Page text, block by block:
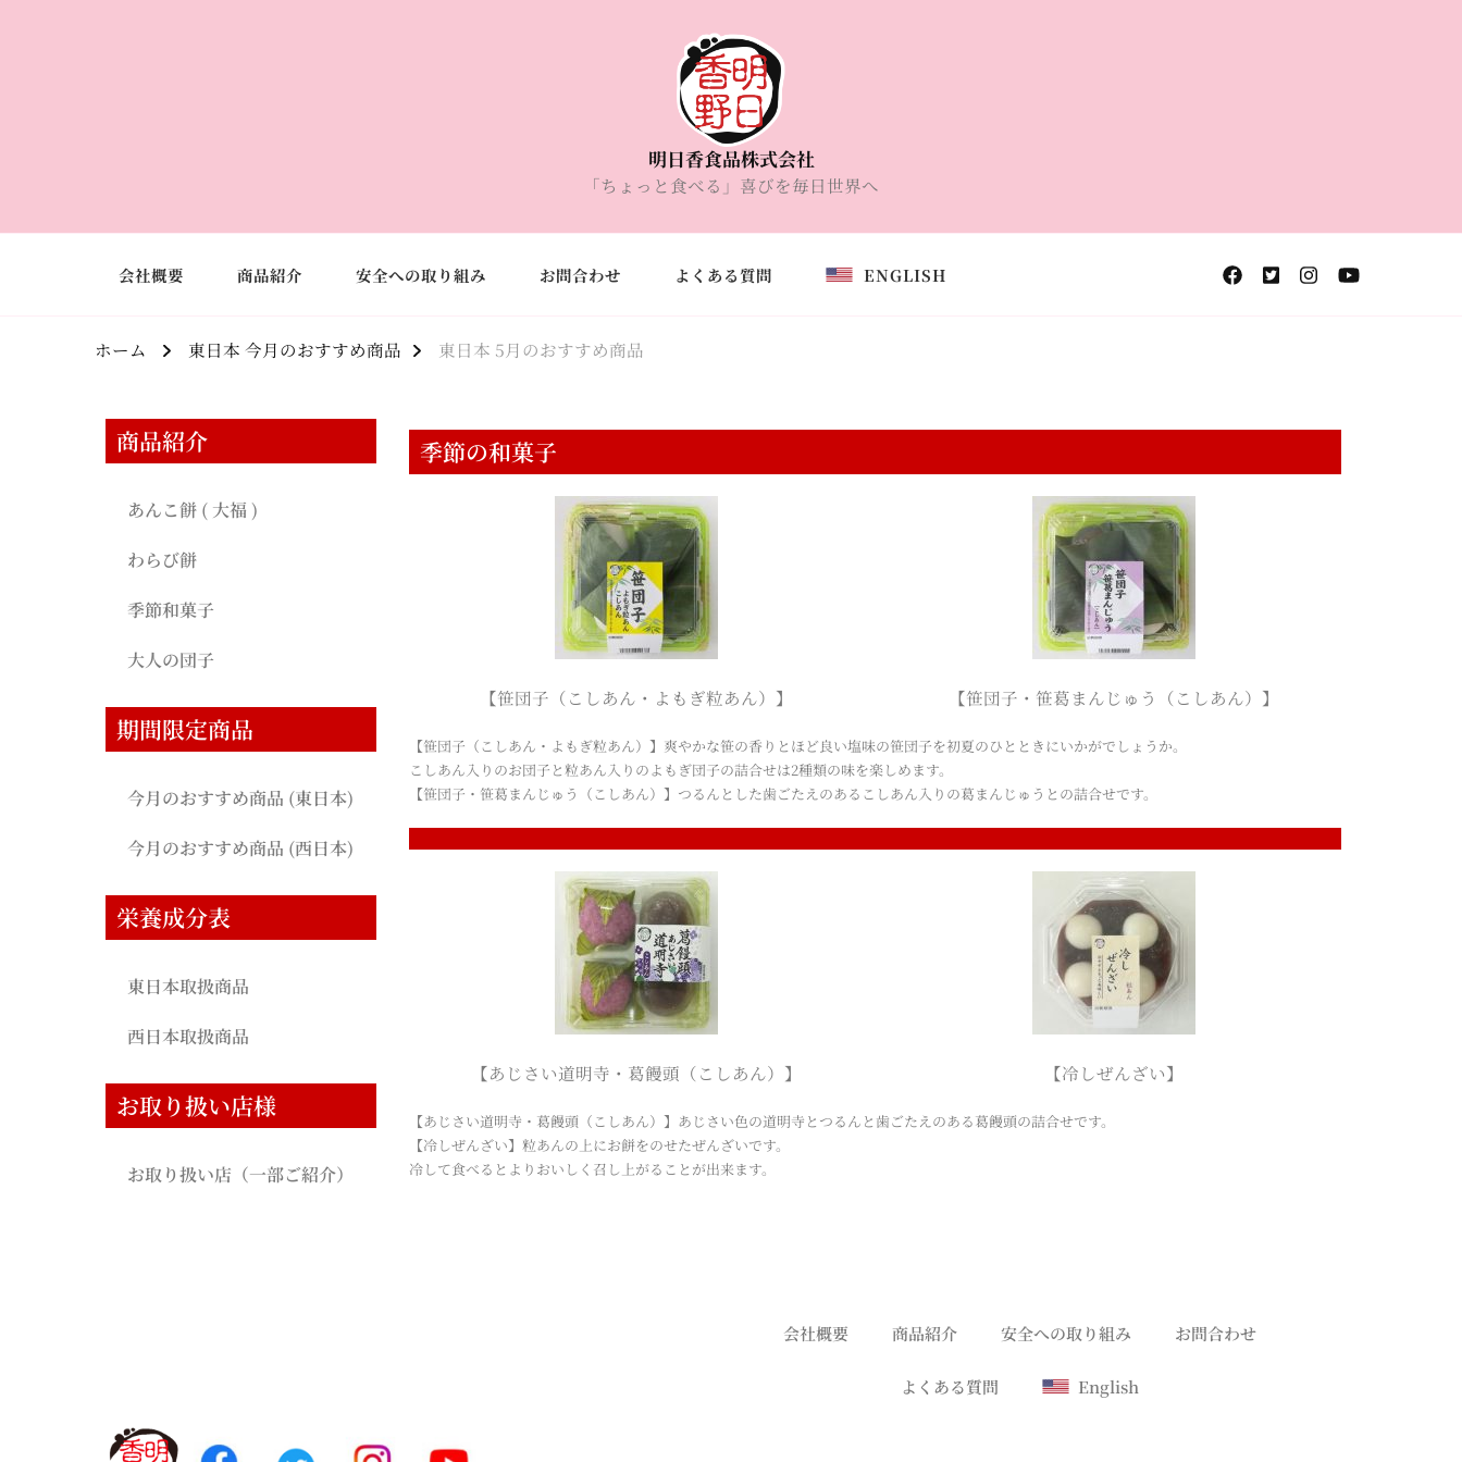
明日香食品株式会社
「ちょっと食べる」喜びを毎日世界へ
会社概要 商品紹介 安全への取り組み お問合わせ よくある質問 ENGLISH
ホーム 東日本 今月のおすすめ商品 東日本 5月のおすすめ商品
商品紹介
あんこ餅 ( 大福 )
わらび餅
季節和菓子
大人の団子
期間限定商品
今月のおすすめ商品 (東日本)
今月のおすすめ商品 (西日本)
栄養成分表
東日本取扱商品
西日本取扱商品
お取り扱い店様
お取り扱い店（一部ご紹介）
季節の和菓子
【笹団子（こしあん・よもぎ粒あん）】 【笹団子・笹葛まんじゅう（こしあん）】
【笹団子（こしあん・よもぎ粒あん）】爽やかな笹の香りとほど良い塩味の笹団子を初夏のひとときにいかがでしょうか。
こしあん入りのお団子と粒あん入りのよもぎ団子の詰合せは2種類の味を楽しめます。
【笹団子・笹葛まんじゅう（こしあん）】つるんとした歯ごたえのあるこしあん入りの葛まんじゅうとの詰合せです。
【あじさい道明寺・葛饅頭（こしあん）】 【冷しぜんざい】
【あじさい道明寺・葛饅頭（こしあん）】あじさい色の道明寺とつるんと歯ごたえのある葛饅頭の詰合せです。
【冷しぜんざい】粒あんの上にお餅をのせたぜんざいです。
冷して食べるとよりおいしく召し上がることが出来ます。
会社概要 商品紹介 安全への取り組み お問合わせ
よくある質問 English